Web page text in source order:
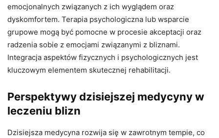
emocjonalnych związanych z ich wyglądem oraz
dyskomfortem. Terapia psychologiczna lub wsparcie
grupowe mogą być pomocne w procesie akceptacji oraz
radzenia sobie z emocjami związanymi z bliznami.
Integracja aspektów fizycznych i psychologicznych jest
kluczowym elementem skutecznej rehabilitacji.
Perspektywy dzisiejszej medycyny w
leczeniu blizn
Dzisiejsza medycyna rozwija się w zawrotnym tempie, co